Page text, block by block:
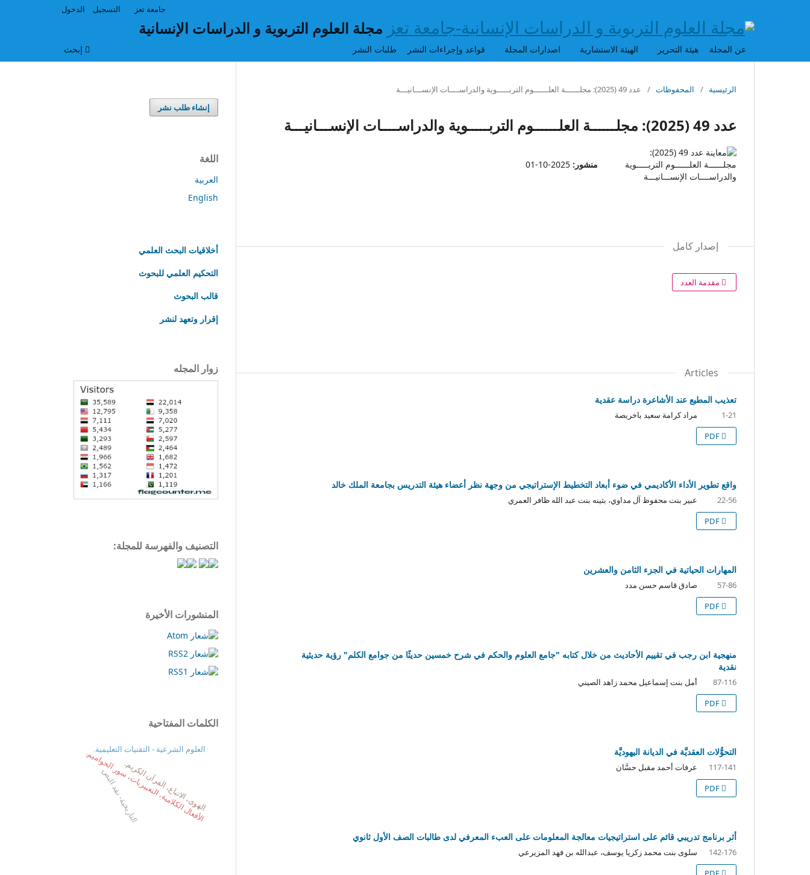
مجلة العلوم التربوية و الدراسات الإنسانية
عن المجلة هيئة التحرير الهيئة الاستشارية اصدارات المجلة قواعد وإجراءات النشر طلبات النشر إبحث
جامعة تعز التسجيل الدخول
الرئيسية / المحفوظات / عدد 49 (2025): مجلــــــة العلــــــوم التربـــــوية والدراســــات الإنســـانيـــة
عدد 49 (2025): مجلــــــة العلــــــوم التربـــــوية والدراســــات الإنســـانيـــة
منشور: 2025-10-01
إصدار كامل
مقدمة العدد
Articles
تعذيب المطيع عند الأشاعرة دراسة عقدية
مراد كرامة سعيد باخريصة
1-21
PDF
واقع تطوير الأداء الأكاديمي في ضوء أبعاد التخطيط الإستراتيجي من وجهة نظر أعضاء هيئة التدريس بجامعة الملك خالد
عبير بنت محفوظ آل مداوي، بثينه بنت عبد الله ظافر العمري
22-56
PDF
المهارات الحياتية في الجزء الثامن والعشرين
صادق قاسم حسن مدد
57-86
PDF
منهجية ابن رجب في تقييم الأحاديث من خلال كتابه "جامع العلوم والحكم في شرح خمسين حديثًا من جوامع الكلم" رؤية حديثية
نقدية
أمل بنت إسماعيل محمد زاهد الصيني
87-116
PDF
التحوُّلات العقديَّة في الديانة اليهوديَّة
عرفات أحمد مقبل حسَّان
117-141
PDF
أثر برنامج تدريبي قائم على استراتيجيات معالجة المعلومات على العبء المعرفي لدى طالبات الصف الأول ثانوي
سلوى بنت محمد زكريا يوسف، عبدالله بن فهد المزيرعي
142-176
إنشاء طلب نشر
اللغة
العربية
English
أخلاقيات البحث العلمي
التحكيم العلمي للبحوث
قالب البحوث
إقرار وتعهد لنشر
زوار المجله
التصنيف والفهرسة للمجلة:
المنشورات الأخيرة
الكلمات المفتاحية
الهوى، الاتباع، القرآن الكريم.
الأفعال الكلامية، التعبيريات، سور الحواميم.
التاريخية- نقد النص.
العلوم الشرعية - التقنيات التعليمية.